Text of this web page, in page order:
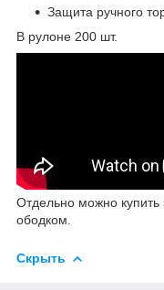
Защита ручного
В рулоне 200 шт.
Отдельно можно
ободком.
Скрыть